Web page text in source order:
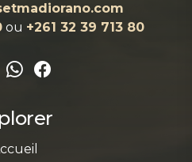
ou +261 32 39 713 80‬